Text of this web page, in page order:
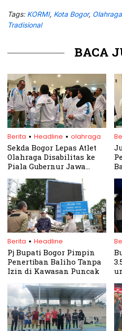
Tags: KORMI, Kota Bogor,
Tradisional
BACA
Berita . Headline . olahraga
Sekda Bogor Lepas Atlet
Olahraga Disabilitas ke
Piala Gubernur Jawa
Berita . Headline
Pj Bupati Bogor Pimpin
Penertiban Baliho Tanpa
Izin di Kawasan Puncak